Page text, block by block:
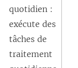
quotidien :
exécute des
tâches de
traitement